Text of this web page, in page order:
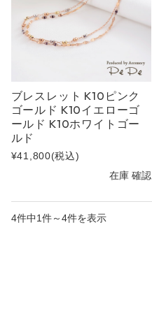
ブレスレット K10ピンク
ゴールド K10イエローゴ
ールド K10ホワイトゴー
ルド
¥41,800(税込)
在庫 確認
4件中1件～4件を表示